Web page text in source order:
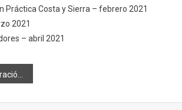
Práctica Costa y Sierra – febrero 2021
2021
– abril 2021